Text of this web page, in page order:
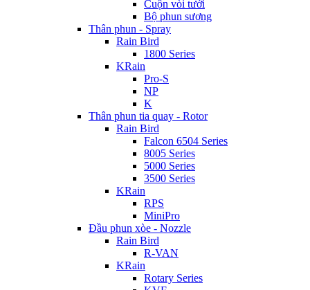
Cuộn vòi tưới
Bộ phun sương
Thân phun - Spray
Rain Bird
1800 Series
KRain
Pro-S
NP
K
Thân phun tia quay - Rotor
Rain Bird
Falcon 6504 Series
8005 Series
5000 Series
3500 Series
KRain
RPS
MiniPro
Đầu phun xòe - Nozzle
Rain Bird
R-VAN
KRain
Rotary Series